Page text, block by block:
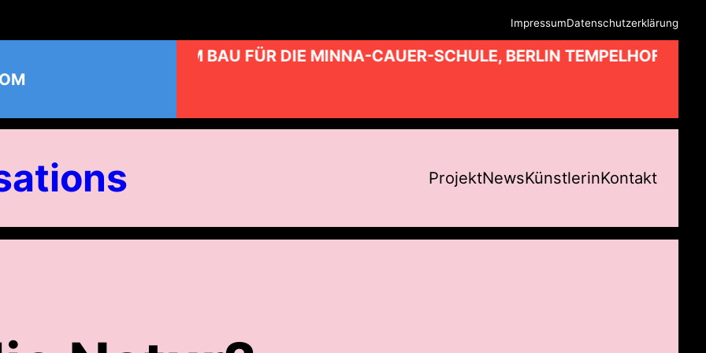
ImpressumDatenschutzerklärung
KUNST AM BAU FÜR DIE MINNA-CAUER-SCHULE, BERLIN TEMPELHOF //
ProjektNewsKünstlerinKontakt